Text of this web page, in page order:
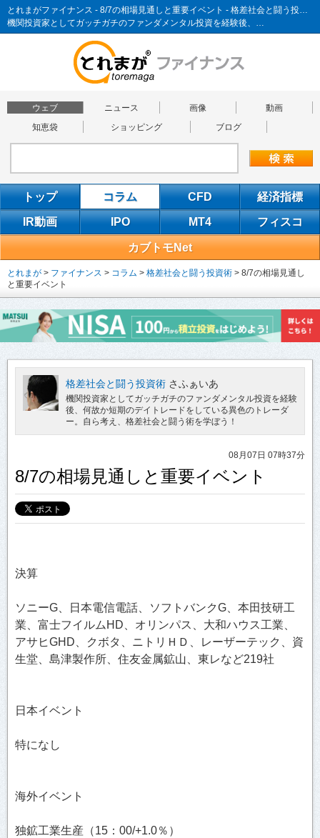
とれまがファイナンス - 8/7の相場見通しと重要イベント - 格差社会と闘う投資術
機関投資家としてガッチガチのファンダメンタル投資を経験後、…
ウェブ ニュース 画像
動画
知恵袋
ショッピング ブログ
トップ コラム CFD 経済指標
IR動画 IPO MT4 フィスコ
カブトモNet
とれまが > ファイナンス > コラム > 格差社会と闘う投資術 > 8/7の相場見通し
と重要イベント
格差社会と闘う投資術 さふぁいあ
機関投資家としてガッチガチのファンダメンタル投資を経験
後、何故か短期のデイトレードをしている異色のトレーダ
ー。自ら考え、格差社会と闘う術を学ぼう！
08月07日 07時37分
8/7の相場見通しと重要イベント
決算
ソニーG、日本電信電話、ソフトバンクG、本田技研工
業、富士フイルムHD、オリンパス、大和ハウス工業、
アサヒGHD、クボタ、ニトリＨＤ、レーザーテック、資
生堂、島津製作所、住友金属鉱山、東レなど219社
日本イベント
特になし
海外イベント
独鉱工業生産（15：00/+1.0％）